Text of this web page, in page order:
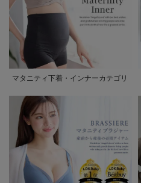
マタニティ下着・インナーカテゴリ